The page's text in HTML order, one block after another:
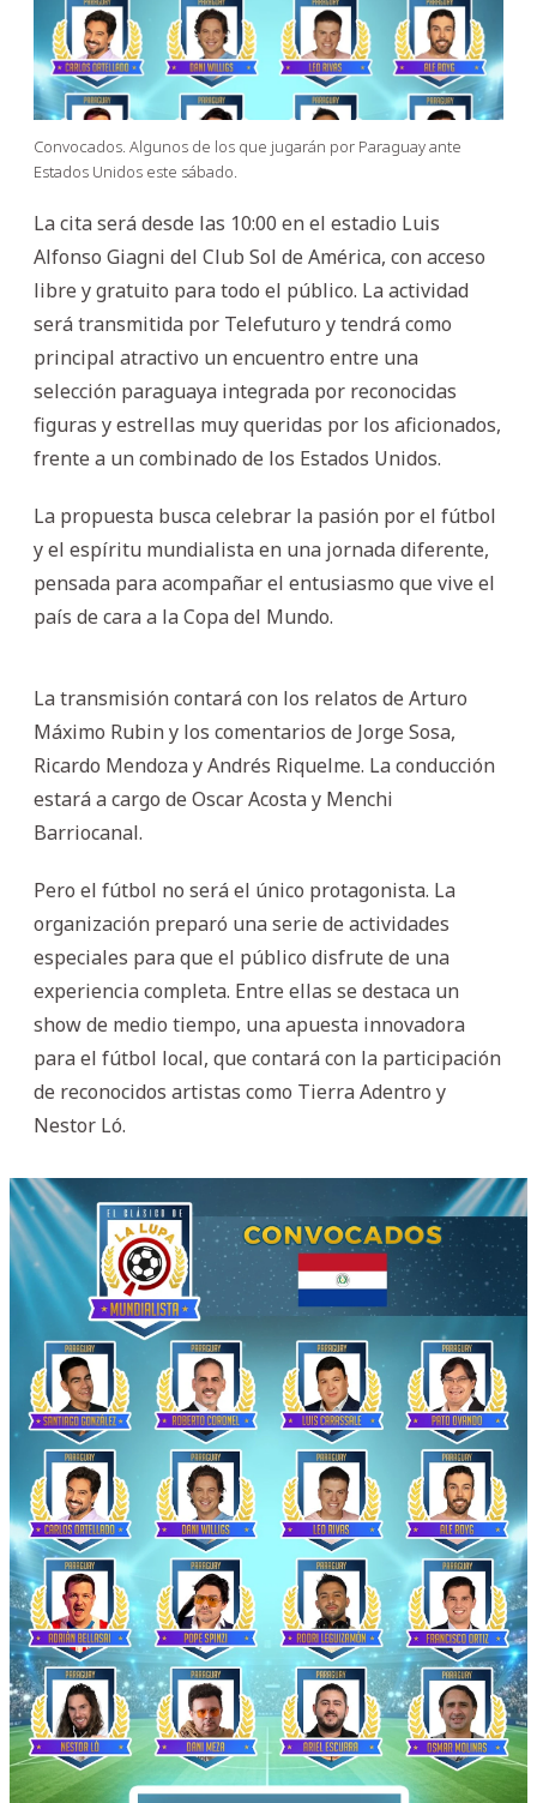
Convocados. Algunos de los que jugarán por Paraguay ante
Estados Unidos este sábado.
La cita será desde las 10:00 en el estadio Luis
Alfonso Giagni del Club Sol de América, con acceso
libre y gratuito para todo el público. La actividad
será transmitida por Telefuturo y tendrá como
principal atractivo un encuentro entre una
selección paraguaya integrada por reconocidas
figuras y estrellas muy queridas por los aficionados,
frente a un combinado de los Estados Unidos.
La propuesta busca celebrar la pasión por el fútbol
y el espíritu mundialista en una jornada diferente,
pensada para acompañar el entusiasmo que vive el
país de cara a la Copa del Mundo.
La transmisión contará con los relatos de Arturo
Máximo Rubin y los comentarios de Jorge Sosa,
Ricardo Mendoza y Andrés Riquelme. La conducción
estará a cargo de Oscar Acosta y Menchi
Barriocanal.
Pero el fútbol no será el único protagonista. La
organización preparó una serie de actividades
especiales para que el público disfrute de una
experiencia completa. Entre ellas se destaca un
show de medio tiempo, una apuesta innovadora
para el fútbol local, que contará con la participación
de reconocidos artistas como Tierra Adentro y
Nestor Ló.